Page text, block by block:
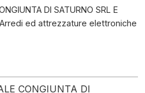
DI SATURNO SRL E
ed attrezzature elettroniche
CONGIUNTA DI